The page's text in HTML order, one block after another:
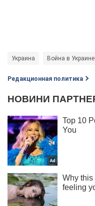
Украина Война в Украине
Редакционная политика